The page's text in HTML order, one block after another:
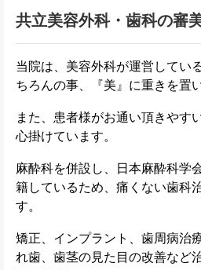
共立美容外科・歯科の審
当院は、美容外科が運営してい
ちろんの事、『美』に重きを置
また、患者様がお通い頂きやす
心掛けています。
麻酔科を併設し、日本麻酔科学
籍しているため、痛くない歯科
す。
矯正、インプラント、歯周病治
れ歯、歯茎の見た目の改善など